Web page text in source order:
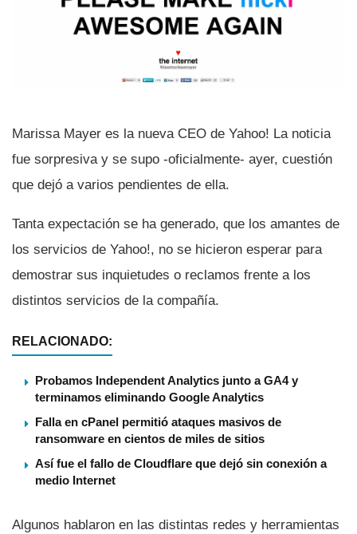
Marissa Mayer es la nueva CEO de Yahoo! La noticia
fue sorpresiva y se supo -oficialmente- ayer, cuestión
que dejó a varios pendientes de ella.
Tanta expectación se ha generado, que los amantes de
los servicios de Yahoo!, no se hicieron esperar para
demostrar sus inquietudes o reclamos frente a los
distintos servicios de la compañí­a.
RELACIONADO:
Probamos Independent Analytics junto a GA4 y
terminamos eliminando Google Analytics
Falla en cPanel permitió ataques masivos de
ransomware en cientos de miles de sitios
Así fue el fallo de Cloudflare que dejó sin conexión a
medio Internet
Algunos hablaron en las distintas redes y herramientas